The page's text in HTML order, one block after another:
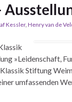
Kessler, Henry van de
»Leidenschaft,
Stiftung
umfassenden